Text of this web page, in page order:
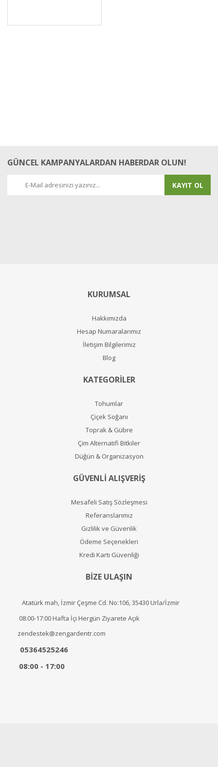
GÜNCEL KAMPANYALARDAN HABERDAR OLUN!
KAYIT OL
KURUMSAL
Hakkımızda
Hesap Numaralarımız
İletişim Bilgilerimiz
Blog
KATEGORİLER
Tohumlar
Çiçek Soğanı
Toprak & Gübre
Çim Alternatifi Bitkiler
Düğün & Organizasyon
GÜVENLİ ALIŞVERİŞ
Mesafeli Satış Sözleşmesi
Referanslarımız
Gizlilik ve Güvenlik
Ödeme Seçenekleri
Kredi Kartı Güvenliği
BİZE ULAŞIN
Atatürk mah, İzmir Çeşme Cd. No:106, 35430 Urla/İzmir
08:00-17:00 Hafta İçi Hergün Ziyarete Açık
zendestek@zengardentr.com
05364525246
08:00 - 17:00